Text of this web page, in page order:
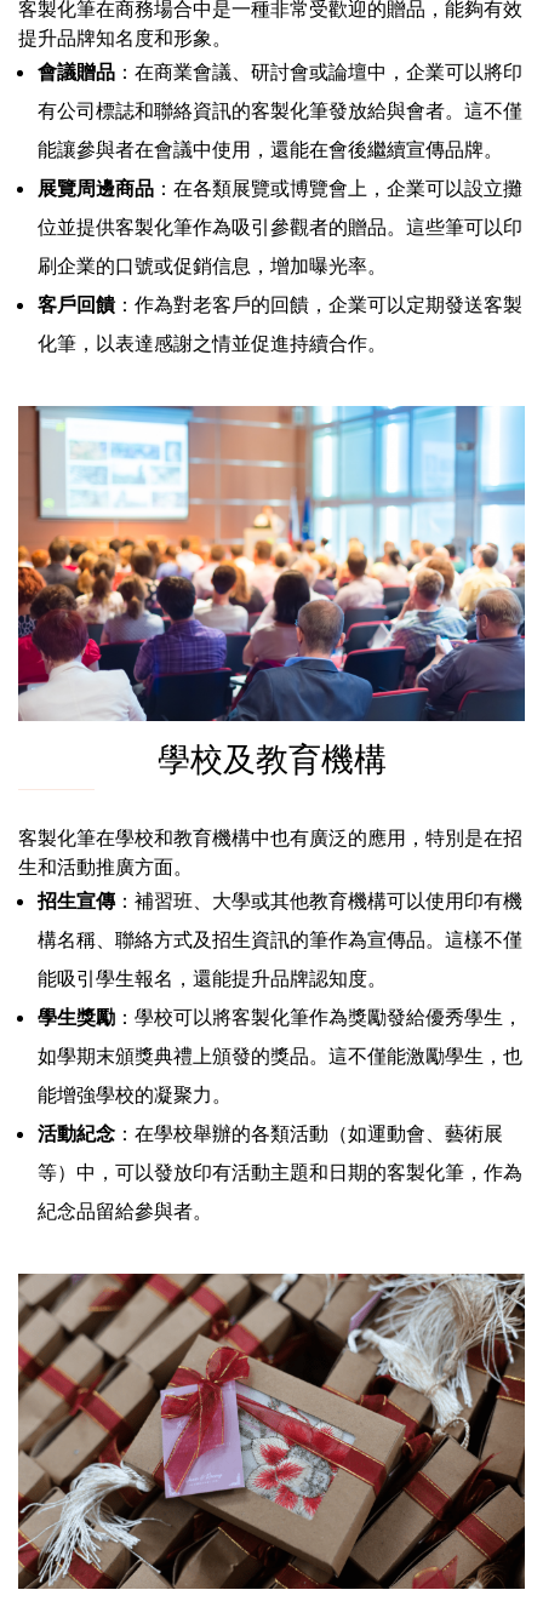
客製化筆在商務場合中是一種非常受歡迎的贈品，能夠有效
提升品牌知名度和形象。
會議贈品 ：在商業會議、研討會或論壇中，企業可以將印
有公司標誌和聯絡資訊的客製化筆發放給與會者。這不僅
能讓參與者在會議中使用，還能在會後繼續宣傳品牌。
展覽周邊商品 ：在各類展覽或博覽會上，企業可以設立攤
位並提供客製化筆作為吸引參觀者的贈品。這些筆可以印
刷企業的口號或促銷信息，增加曝光率。
客戶回饋：作為對老客戶的回饋，企業可以定期發送客製
化筆，以表達感謝之情並促進持續合作。
學校及教育機構
客製化筆在學校和教育機構中也有廣泛的應用，特別是在招
生和活動推廣方面。
招生宣傳：補習班、大學或其他教育機構可以使用印有機
構名稱、聯絡方式及招生資訊的筆作為宣傳品。這樣不僅
能吸引學生報名，還能提升品牌認知度。
學生獎勵 ：學校可以將客製化筆作為獎勵發給優秀學生，
如學期末頒獎典禮上頒發的獎品。這不僅能激勵學生，也
能增強學校的凝聚力。
活動紀念 ：在學校舉辦的各類活動（如運動會、藝術展
等）中，可以發放印有活動主題和日期的客製化筆，作為
紀念品留給參與者。